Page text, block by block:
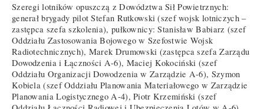
Szeregi lotników opuszczą z Dowództwa Sił Powietrznych:
generał brygady pilot Stefan Rutkowski (szef wojsk lotniczych –
zastępca szefa szkolenia), pułkownicy: Stanisław Babiarz (szef
Oddziału Zastosowania Bojowego w Szefostwie Wojsk
Radiotechnicznych), Marek Drumowski (zastępca szefa Zarządu
Dowodzenia i Łączności A-6), Maciej Kokociński (szef
Oddziału Organizacji Dowodzenia w Zarządzie A-6), Szymon
Kobiela (szef Oddziału Planowania Materiałowego w Zarządzie
Planowania Logistycznego A-4), Piotr Krzemiński (szef